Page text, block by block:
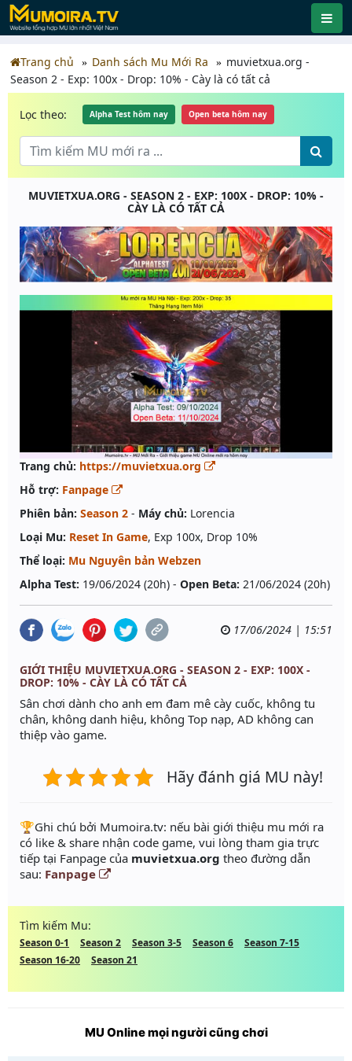
Trang chủ Danh sách Mu Mới Ra
muvietxua.org -
Season 2 - Exp: 100x - Drop: 10% - Cày là có tất cả
Lọc theo: Alpha Test hôm nay Open beta hôm nay
MUVIETXUA.ORG - SEASON 2 - EXP: 100X - DROP: 10% -
CÀY LÀ CÓ TẤT CẢ
Trang chủ: https://muvietxua.org
Hỗ trợ: Fanpage
Phiên bản: Season 2 - Máy chủ: Lorencia
Loại Mu: Reset In Game, Exp 100x, Drop 10%
Thể loại: Mu Nguyên bản Webzen
Alpha Test: 19/06/2024 (20h) - Open Beta: 21/06/2024 (20h)
17/06/2024 | 15:51
GIỚI THIỆU MUVIETXUA.ORG - SEASON 2 - EXP: 100X -
DROP: 10% - CÀY LÀ CÓ TẤT CẢ
Sân chơi dành cho anh em đam mê cày cuốc, không tu
chân, không danh hiệu, không Top nạp, AD không can
thiệp vào game.
Hãy đánh giá MU này!
️🏆Ghi chú bởi Mumoira.tv: nếu bài giới thiệu mu mới ra
có like & share nhận code game, vui lòng tham gia trực
tiếp tại Fanpage của muvietxua.org theo đường dẫn
sau: Fanpage
Tìm kiếm Mu:
Season 0-1 Season 2 Season 3-5 Season 6
Season 7-15
Season 16-20
Season 21
MU Online mọi người cũng chơi